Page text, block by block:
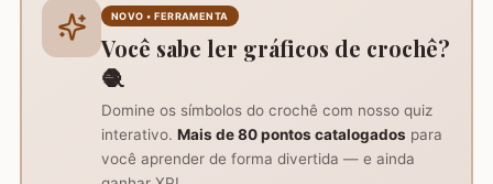
crie uma peça volumosa e encantadora, perfeita para
trilhos de mesa, aplicações em tapetes ou…
NOVO • FERRAMENTA
Você sabe ler gráficos de crochê?
🧶
Domine os símbolos do crochê com nosso quiz
interativo. Mais de 80 pontos catalogados para
você aprender de forma divertida — e ainda